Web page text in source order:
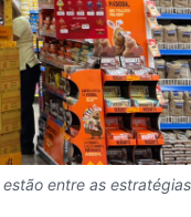
entre as estratégias